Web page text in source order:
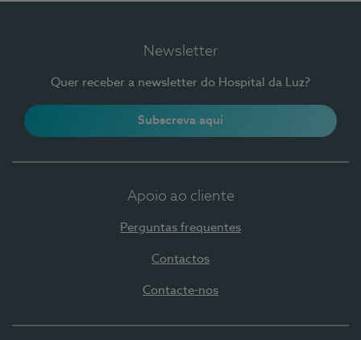
Newsletter
Quer receber a newsletter do Hospital da Luz?
Subscreva aqui
Apoio ao cliente
Perguntas frequentes
Contactos
Contacte-nos